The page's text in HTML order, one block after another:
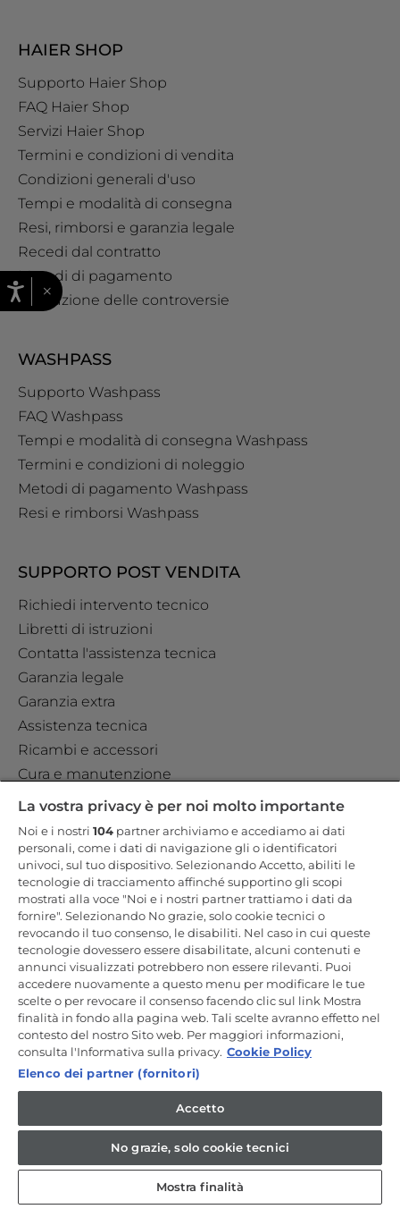
HAIER SHOP
Supporto Haier Shop
FAQ Haier Shop
Servizi Haier Shop
Termini e condizioni di vendita
Condizioni generali d'uso
Tempi e modalità di consegna
Resi, rimborsi e garanzia legale
Recedi dal contratto
Metodi di pagamento
Risoluzione delle controversie
WASHPASS
Supporto Washpass
FAQ Washpass
Tempi e modalità di consegna Washpass
Termini e condizioni di noleggio
Metodi di pagamento Washpass
Resi e rimborsi Washpass
SUPPORTO POST VENDITA
Richiedi intervento tecnico
Libretti di istruzioni
Contatta l'assistenza tecnica
Garanzia legale
Garanzia extra
Assistenza tecnica
Ricambi e accessori
Cura e manutenzione
Resta in Contatto
Iscriviti Ora
CANDY HOOVER GROUP S.r.I. - a Socio Unico - SEDE LEGALE: Via
Comolli, 57 - 20861 Brugherio (MB) - Italia - SEDI AMMINISTRATIVE:
Via Privata Eden Fumagalli snc - 20861 Brugherio (MB) e Via Trento
n. 20/A-22 - 20871 Vimercate (MB) - Italia - Tel.: +39.039.2086.1 - Fax:
+39.039.2086.237 - Capitale sociale € 35.000.000,00 i.v. - Cod.
Fiscale e n. iscr. al Registro Imprese di Milano-Monza-Brianza-Lodi
04666310158 - P. IVA 00786860965 - Numero REA: MB-1033934 -
direzione e coordinamento di Candy S.p.A. - Casella PEC:
candyhoovergroupsrl@legalmail.it
IT / Italiano
×
La vostra privacy è per noi molto importante
Noi e i nostri 104 partner archiviamo e accediamo ai dati
personali, come i dati di navigazione gli o identificatori
univoci, sul tuo dispositivo. Selezionando Accetto, abiliti le
tecnologie di tracciamento affinché supportino gli scopi
mostrati alla voce "Noi e i nostri partner trattiamo i dati da
fornire". Selezionando No grazie, solo cookie tecnici o
revocando il tuo consenso, le disabiliti. Nel caso in cui queste
tecnologie dovessero essere disabilitate, alcuni contenuti e
annunci visualizzati potrebbero non essere rilevanti. Puoi
accedere nuovamente a questo menu per modificare le tue
scelte o per revocare il consenso facendo clic sul link Mostra
finalità in fondo alla pagina web. Tali scelte avranno effetto nel
contesto del nostro Sito web. Per maggiori informazioni,
consulta l'Informativa sulla privacy. Cookie Policy
Elenco dei partner (fornitori)
Accetto
No grazie, solo cookie tecnici
Mostra finalità